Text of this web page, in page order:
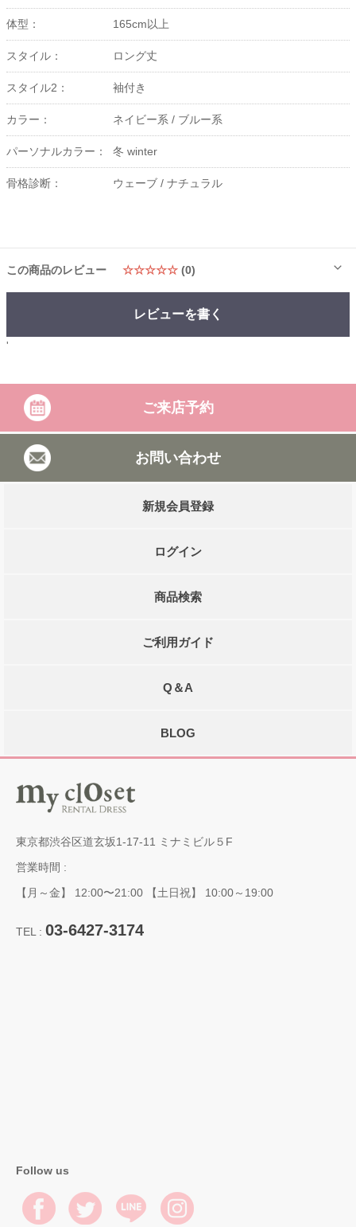
体型： 165cm以上
スタイル： ロング丈
スタイル2： 袖付き
カラー： ネイビー系 / ブルー系
パーソナルカラー： 冬 winter
骨格診断： ウェーブ / ナチュラル
この商品のレビュー ☆☆☆☆☆ (0)
レビューを書く
'
ご来店予約
お問い合わせ
新規会員登録
ログイン
商品検索
ご利用ガイド
Q＆A
BLOG
東京都渋谷区道玄坂1-17-11 ミナミビル５F
営業時間 :
【月～金】 12:00〜21:00 【土日祝】 10:00～19:00
TEL : 03-6427-3174
Follow us